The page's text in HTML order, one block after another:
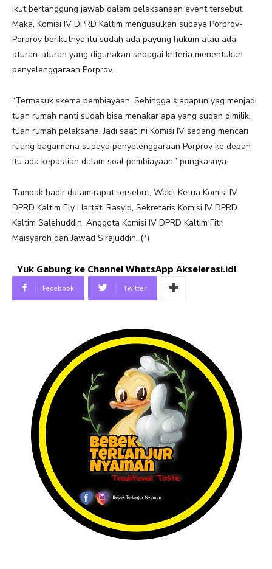
ikut bertanggung jawab dalam pelaksanaan event tersebut.
Maka, Komisi IV DPRD Kaltim mengusulkan supaya Porprov-
Porprov berikutnya itu sudah ada payung hukum atau ada
aturan-aturan yang digunakan sebagai kriteria menentukan
penyelenggaraan Porprov.
“Termasuk skema pembiayaan. Sehingga siapapun yag menjadi
tuan rumah nanti sudah bisa menakar apa yang sudah dimiliki
tuan rumah pelaksana. Jadi saat ini Komisi IV sedang mencari
ruang bagaimana supaya penyelenggaraan Porprov ke depan
itu ada kepastian dalam soal pembiayaan,” pungkasnya.
Tampak hadir dalam rapat tersebut, Wakil Ketua Komisi IV
DPRD Kaltim Ely Hartati Rasyid, Sekretaris Komisi IV DPRD
Kaltim Salehuddin, Anggota Komisi IV DPRD Kaltim Fitri
Maisyaroh dan Jawad Sirajuddin. (*)
Yuk Gabung ke Channel WhatsApp Akselerasi.id!
Facebook Twitter